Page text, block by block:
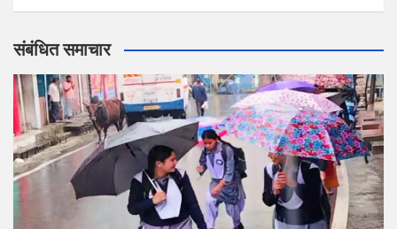
संबंधित समाचार